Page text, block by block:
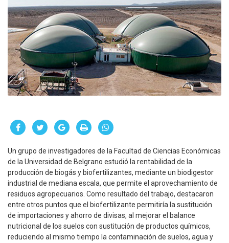
Un grupo de investigadores de la Facultad de Ciencias Económicas
de la Universidad de Belgrano estudió la rentabilidad de la
producción de biogás y biofertilizantes, mediante un biodigestor
industrial de mediana escala, que permite el aprovechamiento de
residuos agropecuarios. Como resultado del trabajo, destacaron
entre otros puntos que el biofertilizante permitiría la sustitución
de importaciones y ahorro de divisas, al mejorar el balance
nutricional de los suelos con sustitución de productos químicos,
reduciendo al mismo tiempo la contaminación de suelos, agua y